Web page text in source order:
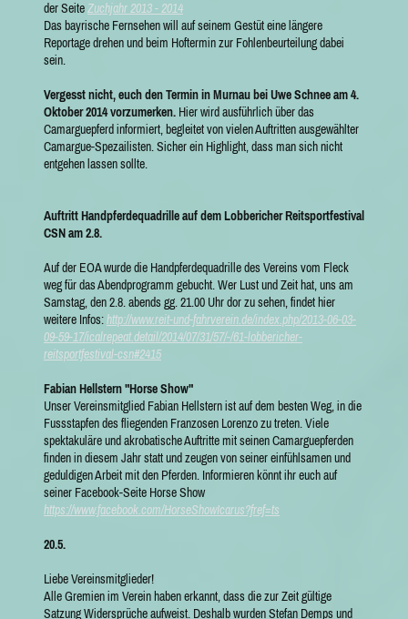
der SeiteZuchjahr 2013 - 2014
Das bayrische Fernsehen will auf seinem Gestüt eine längere
Reportage drehen und beim Hoftermin zur Fohlenbeurteilung dabei
sein.
Vergesst nicht, euch den Termin in Murnau bei Uwe Schnee am 4.
Oktober 2014 vorzumerken. Hier wird ausführlich über das
Camarguepferd informiert, begleitet von vielen Auftritten ausgewählter
Camargue-Spezailisten. Sicher ein Highlight, dass man sich nicht
entgehen lassen sollte.
Auftritt Handpferdequadrille auf dem Lobbericher Reitsportfestival
CSN am 2.8.
Auf der EOA wurde die Handpferdequadrille des Vereins vom Fleck
weg für das Abendprogramm gebucht. Wer Lust und Zeit hat, uns am
Samstag, den 2.8. abends gg. 21.00 Uhr dor zu sehen, findet hier
weitere Infos:http://www.reit-und-fahrverein.de/index.php/2013-06-03-
09-59-17/icalrepeat.detail/2014/07/31/57/-/61-lobbericher-
reitsportfestival-csn#2415
Fabian Hellstern "Horse Show"
Unser Vereinsmitglied Fabian Hellstern ist auf dem besten Weg, in die
Fussstapfen des fliegenden Franzosen Lorenzo zu treten. Viele
spektakuläre und akrobatische Auftritte mit seinen Camarguepferden
finden in diesem Jahr statt und zeugen von seiner einfühlsamen und
geduldigen Arbeit mit den Pferden. Informieren könnt ihr euch auf
seiner Facebook-Seite Horse Show
https://www.facebook.com/HorseShowIcarus?fref=ts
20.5.
Liebe Vereinsmitglieder!
Alle Gremien im Verein haben erkannt, dass die zur Zeit gültige
Satzung Widersprüche aufweist. Deshalb wurden Stefan Demps und